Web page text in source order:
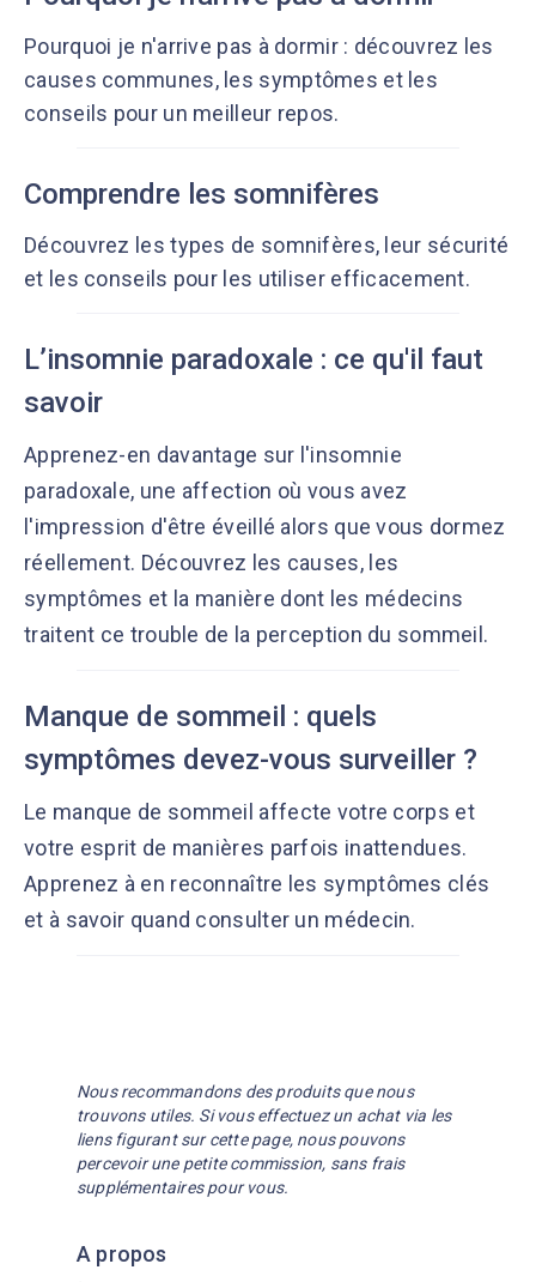
Pourquoi je n'arrive pas à dormir : découvrez les
causes communes, les symptômes et les
conseils pour un meilleur repos.
Comprendre les somnifères
Découvrez les types de somnifères, leur sécurité
et les conseils pour les utiliser efficacement.
L’insomnie paradoxale : ce qu'il faut
savoir
Apprenez-en davantage sur l'insomnie
paradoxale, une affection où vous avez
l'impression d'être éveillé alors que vous dormez
réellement. Découvrez les causes, les
symptômes et la manière dont les médecins
traitent ce trouble de la perception du sommeil.
Manque de sommeil : quels
symptômes devez-vous surveiller ?
Le manque de sommeil affecte votre corps et
votre esprit de manières parfois inattendues.
Apprenez à en reconnaître les symptômes clés
et à savoir quand consulter un médecin.
A propos
Nous recommandons des produits que nous
trouvons utiles. Si vous effectuez un achat via les
liens figurant sur cette page, nous pouvons
percevoir une petite commission, sans frais
supplémentaires pour vous.